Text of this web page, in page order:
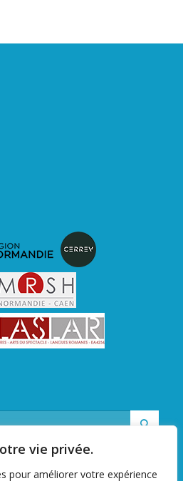
vie privée.
pour améliorer votre expérience